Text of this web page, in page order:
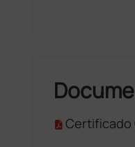
Certificado